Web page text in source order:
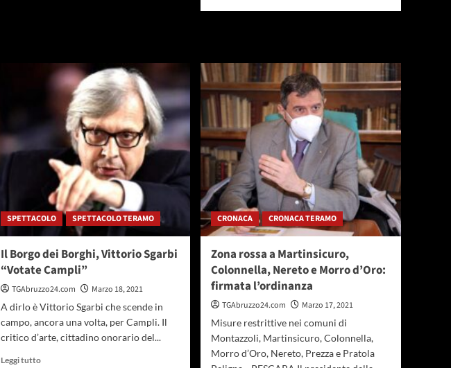
proposte
Lanciano
Sant’Omero,
Pepe:
“continuano
menzogne
maggioranza”
SPETTACOLO SPETTACOLO TERAMO
Il Borgo dei Borghi, Vittorio Sgarbi
“Votate Campli”
TGAbruzzo24.com
Marzo 18, 2021
A dirlo è Vittorio Sgarbi che scende in
campo, ancora una volta, per Campli. Il
critico d’arte, cittadino onorario del...
Leggi tuttoLeggi
CRONACA CRONACA TERAMO
Zona rossa a Martinsicuro,
Colonnella, Nereto e Morro d’Oro:
firmata l’ordinanza
TGAbruzzo24.com
Marzo 17, 2021
Misure restrittive nei comuni di
Montazzoli, Martinsicuro, Colonnella,
Morro d’Oro, Nereto, Prezza e Pratola